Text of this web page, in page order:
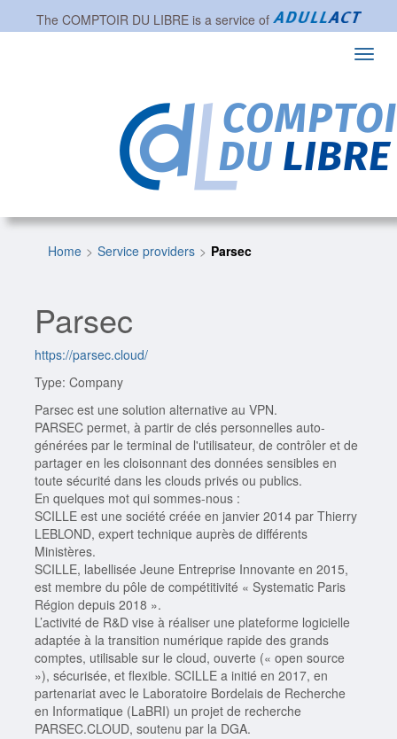
The COMPTOIR DU LIBREis a service of
Home Service providers Parsec
Parsec
https://parsec.cloud/
Type: Company
Parsec est une solution alternative au VPN.
PARSEC permet, à partir de clés personnelles auto-
générées par le terminal de l'utilisateur, de contrôler et de
partager en les cloisonnant des données sensibles en
toute sécurité dans les clouds privés ou publics.
En quelques mot qui sommes-nous :
SCILLE est une société créée en janvier 2014 par Thierry
LEBLOND, expert technique auprès de différents
Ministères.
SCILLE, labellisée Jeune Entreprise Innovante en 2015,
est membre du pôle de compétitivité « Systematic Paris
Région depuis 2018 ».
L’activité de R&D vise à réaliser une plateforme logicielle
adaptée à la transition numérique rapide des grands
comptes, utilisable sur le cloud, ouverte (« open source
»), sécurisée, et flexible. SCILLE a initié en 2017, en
partenariat avec le Laboratoire Bordelais de Recherche
en Informatique (LaBRI) un projet de recherche
PARSEC.CLOUD, soutenu par la DGA.